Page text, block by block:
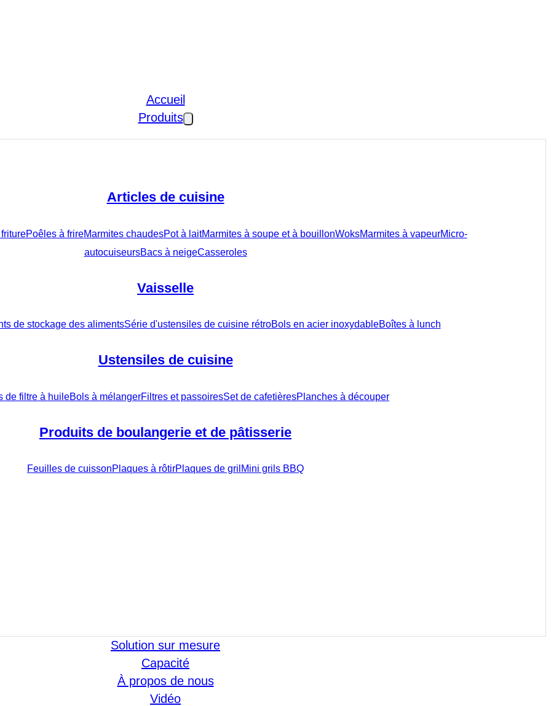
Accueil
Produits
Articles de cuisine
Poêles à frireMarmites chaudesPot à laitMarmites à soupe et à bouillonWoksMarmites à vapeurMicro-
autocuiseursBacs à neigeCasseroles
Vaisselle
de stockage des alimentsSérie d'ustensiles de cuisine rétroBols en acier inoxydableBoîtes à lunch
Ustensiles de cuisine
de filtre à huileBols à mélangerFiltres et passoiresSet de cafetièresPlanches à découper
Produits de boulangerie et de pâtisserie
Feuilles de cuissonPlaques à rôtirPlaques de gril Mini grils BBQ
Solution sur mesure
Capacité
À propos de nous
Vidéo